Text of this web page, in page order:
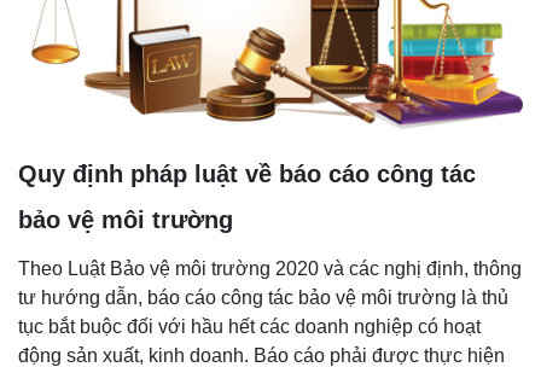
Quy định pháp luật về báo cáo công tác
bảo vệ môi trường
Theo Luật Bảo vệ môi trường 2020 và các nghị định, thông
tư hướng dẫn, báo cáo công tác bảo vệ môi trường là thủ
tục bắt buộc đối với hầu hết các doanh nghiệp có hoạt
động sản xuất, kinh doanh. Báo cáo phải được thực hiện